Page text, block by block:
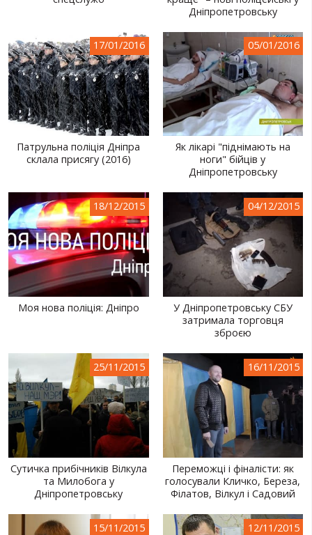
ПУБЛІЧНІ ЛЮДИ
РОСІЙСЬКО-УКРАЇНСЬКА ВІЙНА
"WINTER ON FIRE"
ХРОНОЛОГІЯ ЄВРОМАЙДАНУ
ПОСЛУГИ
Дніпропетровську
17/01/2016
Патрульна поліція Дніпра
склала присягу (2016)
05/01/2016
Як лікарі "піднімають на
ноги" бійців у
Дніпропетровську
18/12/2015
Моя нова поліція: Дніпро
04/12/2015
У Дніпропетровську СБУ
затримала торговця
зброєю
25/11/2015
Сутичка прибічників Вілкула
та Милобога у
Дніпропетровську
16/11/2015
Переможці і фіналісти: як
голосували Кличко, Береза,
Філатов, Вілкул і Садовий
15/11/2015 12/11/2015